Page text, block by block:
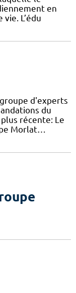
en
L’édu
d'experts
du
récente: Le
Morlat…